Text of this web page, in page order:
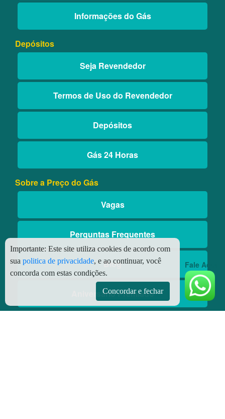
Fale Aqui
Informações do Gás
Depósitos
Seja Revendedor
Termos de Uso do Revendedor
Depósitos
Gás 24 Horas
Sobre a Preço do Gás
Vagas
Perguntas Frequentes
Blog
Aniversário Premiado
Importante: Este site utiliza cookies de acordo com
sua politica de privacidade, e ao continuar, você
concorda com estas condições.
Concordar e fechar